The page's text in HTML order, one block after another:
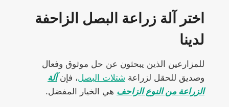
اختر آلة زراعة البصل الزاحفة
لدينا
للمزارعين الذين يبحثون عن حل موثوق وفعال
وصديق للحقل لزراعة شتلات البصل، فإنآلة
الزراعة من النوع الزاحف هي الخيار المفضل.